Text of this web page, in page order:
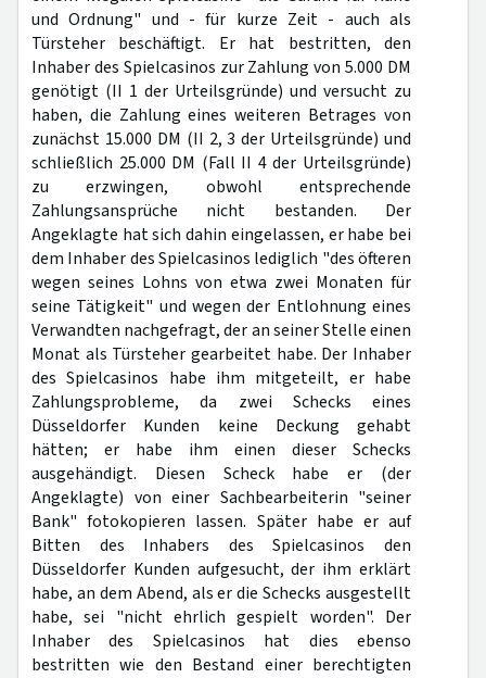
und Ordnung" und - für kurze Zeit - auch als
Türsteher beschäftigt. Er hat bestritten, den
Inhaber des Spielcasinos zur Zahlung von 5.000 DM
genötigt (II 1 der Urteilsgründe) und versucht zu
haben, die Zahlung eines weiteren Betrages von
zunächst 15.000 DM (II 2, 3 der Urteilsgründe) und
schließlich 25.000 DM (Fall II 4 der Urteilsgründe)
zu erzwingen, obwohl entsprechende
Zahlungsansprüche nicht bestanden. Der
Angeklagte hat sich dahin eingelassen, er habe bei
dem Inhaber des Spielcasinos lediglich "des öfteren
wegen seines Lohns von etwa zwei Monaten für
seine Tätigkeit" und wegen der Entlohnung eines
Verwandten nachgefragt, der an seiner Stelle einen
Monat als Türsteher gearbeitet habe. Der Inhaber
des Spielcasinos habe ihm mitgeteilt, er habe
Zahlungsprobleme, da zwei Schecks eines
Düsseldorfer Kunden keine Deckung gehabt
hätten; er habe ihm einen dieser Schecks
ausgehändigt. Diesen Scheck habe er (der
Angeklagte) von einer Sachbearbeiterin "seiner
Bank" fotokopieren lassen. Später habe er auf
Bitten des Inhabers des Spielcasinos den
Düsseldorfer Kunden aufgesucht, der ihm erklärt
habe, an dem Abend, als er die Schecks ausgestellt
habe, sei "nicht ehrlich gespielt worden". Der
Inhaber des Spielcasinos hat dies ebenso
bestritten wie den Bestand einer berechtigten